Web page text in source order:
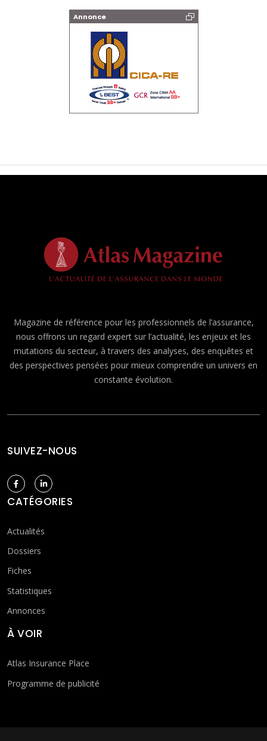
Annonce
Magazine de référence pour les professionnels de l’assurance,
nous offrons un regard expert sur l’actualité, les enjeux et les
mutations du secteur, à travers des analyses, des enquêtes et
des perspectives pensées pour mieux comprendre un univers en
constante évolution.
SUIVEZ-NOUS
CATÉGORIES
Actualités
Dossiers
Fiches
Statistiques
Annonces
À VOIR
Atlas Insurance Place
Programme de publicité